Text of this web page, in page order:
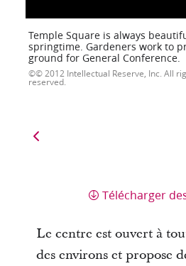
Temple Square is always
springtime. Gardeners work to
ground for General Conference.
© 2012 Intellectual Reserve, Inc. All
reserved.
Télécharger
Le centre est ouvert à
des environs et propose